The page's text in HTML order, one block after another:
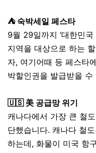
⛺ 숙박세일 페스타
9월 29일까지 ‘대한민
지역을 대상으로 하는
자, 여기어때 등 페스타
박할인권을 발급받을 수
🇺🇸 美 공급망 위기
캐나다에서 가장 큰 철
단했습니다. 캐나다 철
하는데, 화물이 미국 항